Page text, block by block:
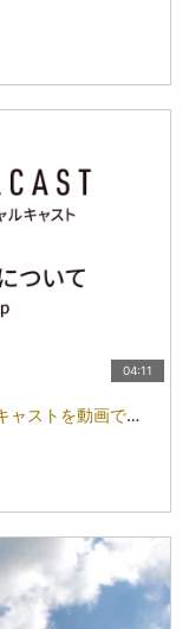
04:11
🎥動画の公開コントロール：ソーシャルキャストを動画で知る